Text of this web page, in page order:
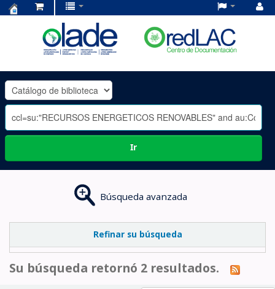
OLADE
-
Ir
Búsqueda avanzada
Refinar su búsqueda
Su búsqueda retornó 2 resultados.